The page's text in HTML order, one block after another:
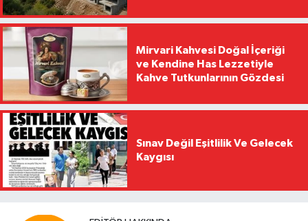
Mirvari Kahvesi Doğal İçeriği
ve Kendine Has Lezzetiyle
Kahve Tutkunlarının Gözdesi
Sınav Değil Eşitlilik Ve Gelecek
Kaygısı